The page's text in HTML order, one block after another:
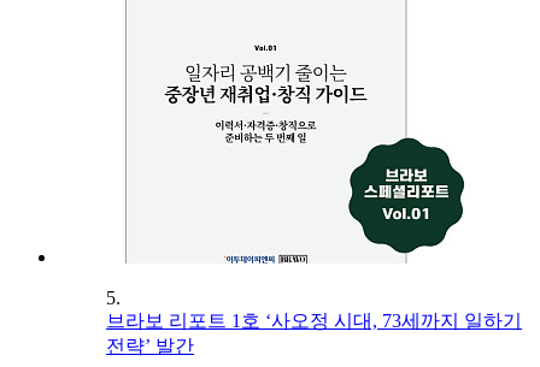
5.
브라보 리포트 1호 ‘사오정 시대, 73세까지 일하기
전략’ 발간